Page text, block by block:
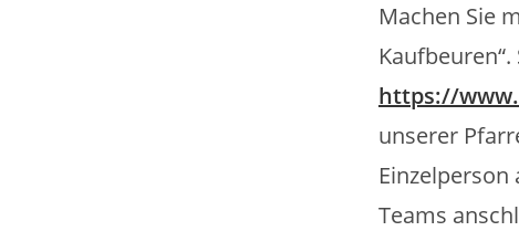
Machen Sie
https://
unserer
Teams